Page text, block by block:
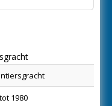
1980